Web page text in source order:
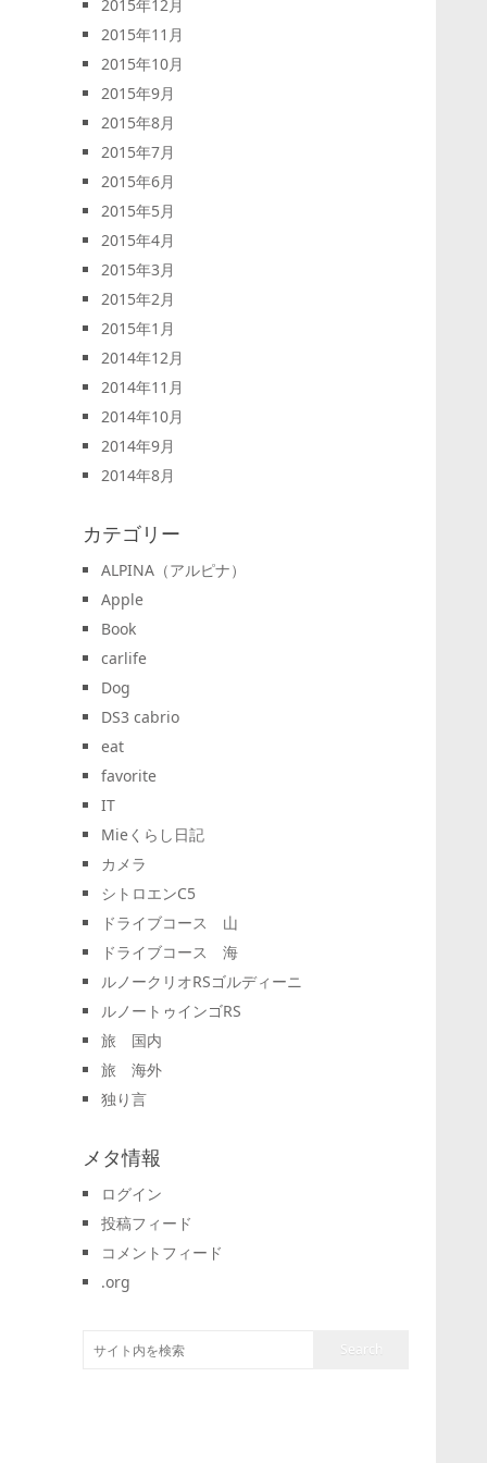
2015年12月
2015年11月
2015年10月
2015年9月
2015年8月
2015年7月
2015年6月
2015年5月
2015年4月
2015年3月
2015年2月
2015年1月
2014年12月
2014年11月
2014年10月
2014年9月
2014年8月
カテゴリー
ALPINA（アルピナ）
Apple
Book
carlife
Dog
DS3 cabrio
eat
favorite
IT
Mieくらし日記
カメラ
シトロエンC5
ドライブコース 山
ドライブコース 海
ルノークリオRSゴルディーニ
ルノートゥインゴRS
旅 国内
旅 海外
独り言
メタ情報
ログイン
投稿フィード
コメントフィード
.org